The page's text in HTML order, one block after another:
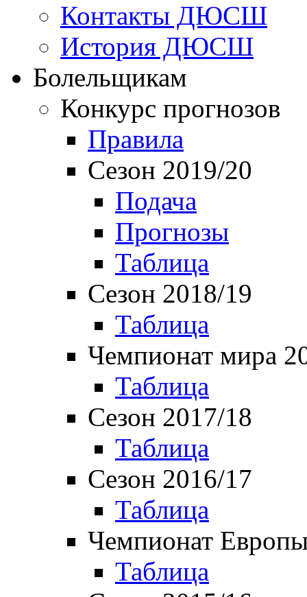
Контакты ДЮСШ
История ДЮСШ
Болельщикам
Конкурс прогнозов
Правила
Сезон 2019/20
Подача
Прогнозы
Таблица
Сезон 2018/19
Таблица
Чемпионат мира
Таблица
Сезон 2017/18
Таблица
Сезон 2016/17
Таблица
Чемпионат
Таблица